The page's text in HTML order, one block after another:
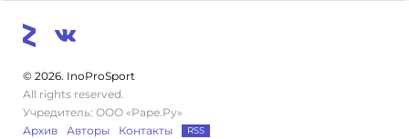
© 2026. InoProSport
All rights reserved.
Учредитель: ООО «Раре.Ру»
Архив
Авторы Контакты RSS